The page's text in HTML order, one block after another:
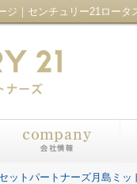
ットパートナーズ月島ミ